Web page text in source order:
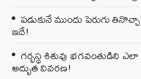
పడుకునే ముందు పెరుగు
ఇదే!
గర్భస్థ శిశువు భగవంతుడిని ఎలా
అద్భుత వివరణ!